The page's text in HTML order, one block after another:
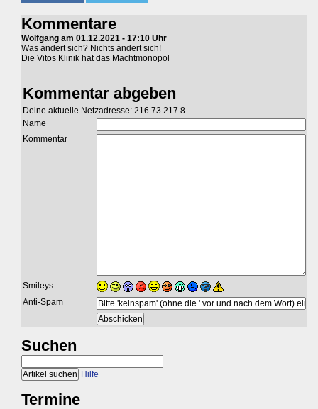
Kommentare
Wolfgang am 01.12.2021 - 17:10 Uhr
Was ändert sich? Nichts ändert sich!
Die Vitos Klinik hat das Machtmonopol
Kommentar abgeben
Deine aktuelle Netzadresse: 216.73.217.8
Name
Kommentar
Smileys
Anti-Spam
Suchen
Hilfe
Termine